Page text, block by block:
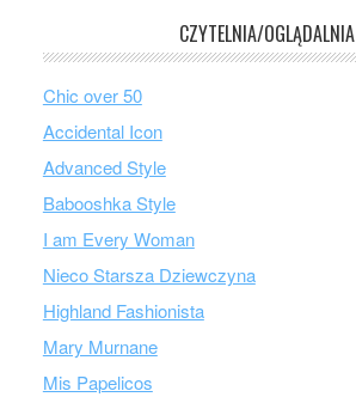
CZYTELNIA/OGLĄDALNIA
Chic over 50
Accidental Icon
Advanced Style
Babooshka Style
I am Every Woman
Nieco Starsza Dziewczyna
Highland Fashionista
Mary Murnane
Mis Papelicos